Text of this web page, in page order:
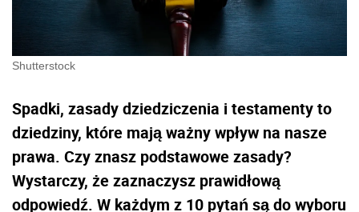
Shutterstock
Spadki, zasady dziedziczenia i testamenty to
dziedziny, które mają ważny wpływ na nasze
prawa. Czy znasz podstawowe zasady?
Wystarczy, że zaznaczysz prawidłową
odpowiedź. W każdym z 10 pytań są do wyboru